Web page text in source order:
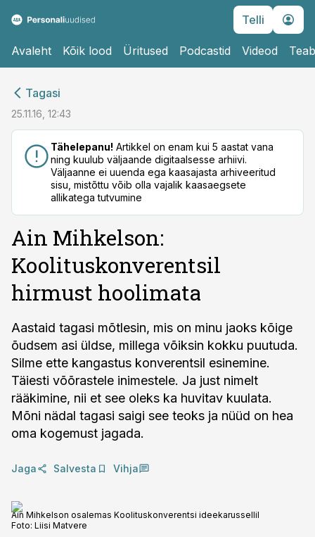
Telli
Avaleht Kõik lood Üritused Podcastid Videod
Tagasi
25.11.16, 12:43
Tähelepanu! Artikkel on enam kui 5 aastat vana
ning kuulub väljaande digitaalsesse arhiivi.
Väljaanne ei uuenda ega kaasajasta arhiveeritud
sisu, mistõttu võib olla vajalik kaasaegsete
allikatega tutvumine
Ain Mihkelson:
Koolituskonverentsil
hirmust hoolimata
Aastaid tagasi mõtlesin, mis on minu jaoks kõige
õudsem asi üldse, millega võiksin kokku puutuda.
Silme ette kangastus konverentsil esinemine.
Täiesti võõrastele inimestele. Ja just nimelt
rääkimine, nii et see oleks ka huvitav kuulata.
Mõni nädal tagasi saigi see teoks ja nüüd on hea
oma kogemust jagada.
Jaga Salvesta Vihja
Ain Mihkelson osalemas Koolituskonverentsi ideekarussellil
Foto: Liisi Matvere